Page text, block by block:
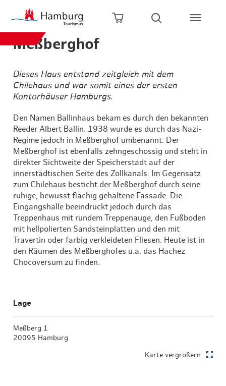
Zum Hauptinhalt springen
Zur Hauptnavigation springen
Zur Volltextsuche springen
Zum Footer springen
Warenkorb öffnen
Suche öffnen
Meßberghof
Dieses Haus entstand zeitgleich mit dem
Chilehaus und war somit eines der ersten
Kontorhäuser Hamburgs.
Den Namen Ballinhaus bekam es durch den bekannten
Reeder Albert Ballin. 1938 wurde es durch das Nazi-
Regime jedoch in Meßberghof umbenannt. Der
Meßberghof ist ebenfalls zehngeschossig und steht in
direkter Sichtweite der Speicherstadt auf der
innerstädtischen Seite des Zollkanals. Im Gegensatz
zum Chilehaus besticht der Meßberghof durch seine
ruhige, bewusst flächig gehaltene Fassade. Die
Eingangshalle beeindruckt jedoch durch das
Treppenhaus mit rundem Treppenauge, den Fußboden
mit hellpolierten Sandsteinplatten und den mit
Travertin oder farbig verkleideten Fliesen. Heute ist in
den Räumen des Meßberghofes u.a. das Hachez
Chocoversum zu finden.
Lage
Meßberg 1
20095 Hamburg
Karte vergrößern